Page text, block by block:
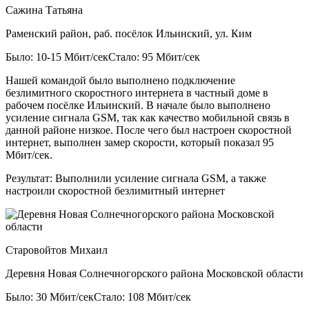
Сажина Татьяна
Раменский район, раб. посёлок Ильинский, ул. Ким
Было: 10-15 Мбит/секСтало: 95 Мбит/сек
Нашей командой было выполнено подключение
безлимитного скоростного интернета в частный доме в
рабочем посёлке Ильинский. В начале было выполнено
усиление сигнала GSM, так как качество мобильной связь в
данной районе низкое. После чего был настроен скоростной
интернет, выполнен замер скорости, который показал 95
Мбит/сек.
Результат: Выполнили усиление сигнала GSM, а также
настроили скоростной безлимитный интернет
Старовойтов Михаил
Деревня Новая Солнечногорского района Московской области
Было: 30 Мбит/секСтало: 108 Мбит/сек